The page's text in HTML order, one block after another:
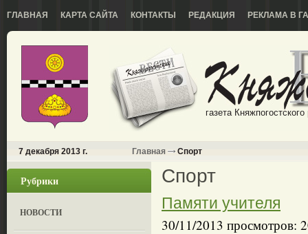
ГЛАВНАЯ КАРТА САЙТА КОНТАКТЫ РЕДАКЦИЯ РЕКЛАМА В
газета
7 декабря 2013 г. Главная Спорт
Рубрики
НОВОСТИ
Спорт
Памяти учителя
30/11/2013 просмотров: